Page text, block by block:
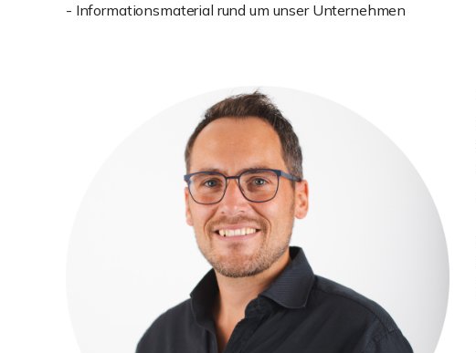
- Informationsmaterial rund um unser Unternehmen